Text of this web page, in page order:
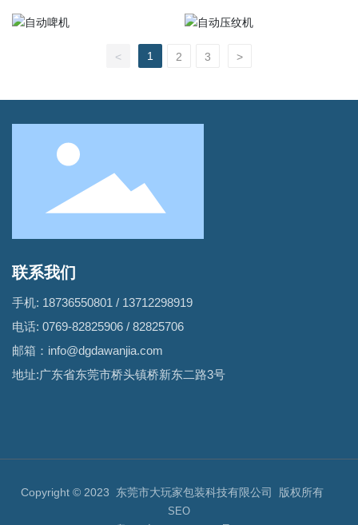
< 1 2 3 >
联系我们
手机: 18736550801 / 13712298919
电话: 0769-82825906 / 82825706
邮箱： info@dgdawanjia.com
地址:广东省东莞市桥头镇桥新东二路3号
Copyright © 2023 东莞市大玩家包装科技有限公司 版权所有
SEO